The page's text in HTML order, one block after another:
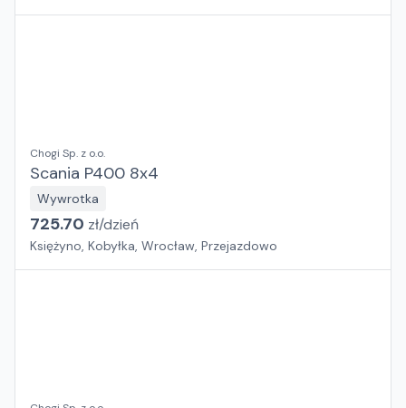
Chogi Sp. z o.o.
Scania P400 8x4
Wywrotka
725.70 zł/dzień
Księżyno, Kobyłka, Wrocław, Przejazdowo